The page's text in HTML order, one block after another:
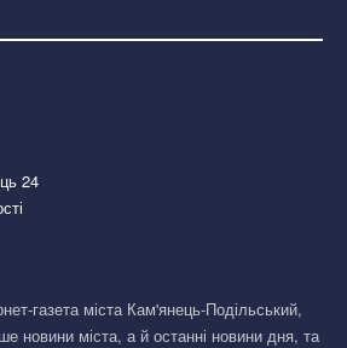
24
газета міста Кам'янець-Подільський,
новини міста, а й останні новини дня, та